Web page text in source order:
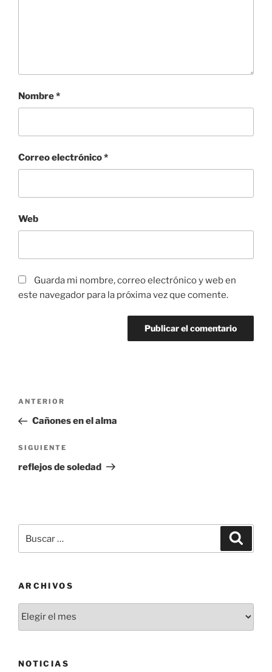
Nombre*
Correo electrónico*
Web
Guarda mi nombre, correo electrónico y web en
este navegador para la próxima vez que comente.
Navegación
entradas
Entrada
anterior:
ANTERIOR
Cañones en el alma
Siguiente
entrada
SIGUIENTE
reflejos de soledad
por:
ARCHIVOS
NOTICIAS